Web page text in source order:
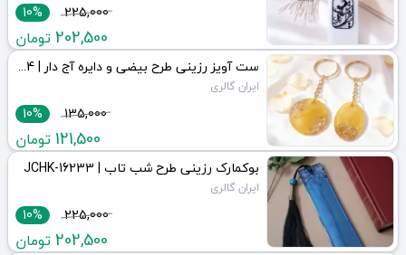
10% 225,000
202,500تومان
ست آویز رزینی طرح بیضی و دایره آج دار | JCHK-16234
ایران گالری
10% 135,000
121,500 تومان
بوکمارک رزینی طرح شب تاب | JCHK-16233
ایران گالری
10% 225,000
202,500تومان